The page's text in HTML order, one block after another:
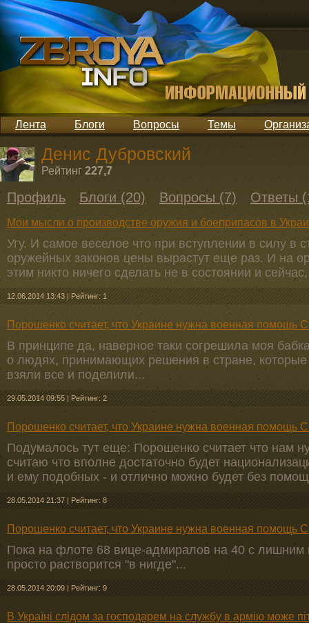
Лента Блоги Вопросы Темы
Денис Дубровский
Рейтинг 227,7
Профиль Блоги (20) Вопросы (7) Ответы
Мои мысли о производстве оружия и боеприпасов в
Угу. И самое веселое что при вступлении в силу в
оружейных законов цены вырастут еще раз. И на
этим никто ничего сделать не в состоянии и
12.06.2014 13:43 | Рейтинг: 1
Порошенко считает, что Украине нужна военная помощь
В принципе да, наверное таки согрешила моя
о людях, принимающих решения в стране,
взяли все и поделили...
29.05.2014 09:55 | Рейтинг: 2
Порошенко считает, что Украине нужна военная помощь
Подумалось тут еще: Порошенко считает что нам
считаю что вполне достаточно будет
и ему подобных - и отлично можно будет без
28.05.2014 21:37 | Рейтинг: 8
Порошенко считает, что Украине нужна военная помощь
Пока на флоте 68 вице-адмиралов на 40 с
просто растворится "в нигде"...
28.05.2014 20:09 | Рейтинг: 9
В Україні слідом за господарем на службу в армію може